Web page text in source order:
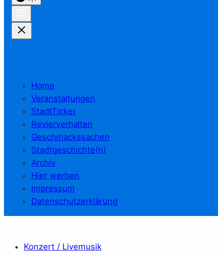
Home
Veranstaltungen
StadtTicker
Revierverhalten
Geschmackssachen
Stadtgeschichte(n)
Archiv
Hier werben
Impressum
Datenschutzerklärung
Konzert / Livemusik